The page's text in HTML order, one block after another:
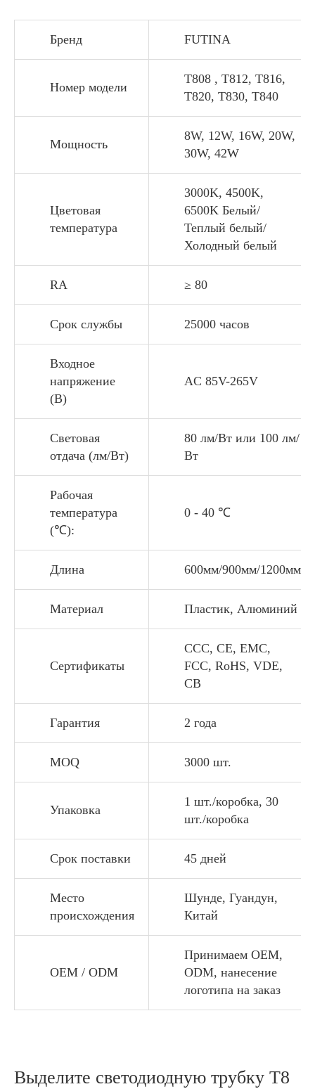
Бренд FUTINA
Номер модели
T808 , T812, T816,
T820, T830, T840
Мощность
8W, 12W, 16W, 20W,
30W, 42W
Цветовая
температура
3000K, 4500K,
6500K Белый/
Теплый белый/
Холодный белый
RA ≥ 80
Срок службы 25000 часов
Входное
напряжение
(В)
AC 85V-265V
Световая
отдача (лм/Вт)
80 лм/Вт или 100 лм/
Вт
Рабочая
температура
(℃):
0 - 40 ℃
Длина 600мм/900мм/1200мм
Материал Пластик, Алюминий
Сертификаты
CCC, CE, EMC,
FCC, RoHS, VDE,
CB
Гарантия 2 года
MOQ 3000 шт.
Упаковка
1 шт./коробка, 30
шт./коробка
Срок поставки 45 дней
Место
происхождения
Шунде, Гуандун,
Китай
OEM / ODM
Принимаем OEM,
ODM, нанесение
логотипа на заказ
Выделите светодиодную трубку T8